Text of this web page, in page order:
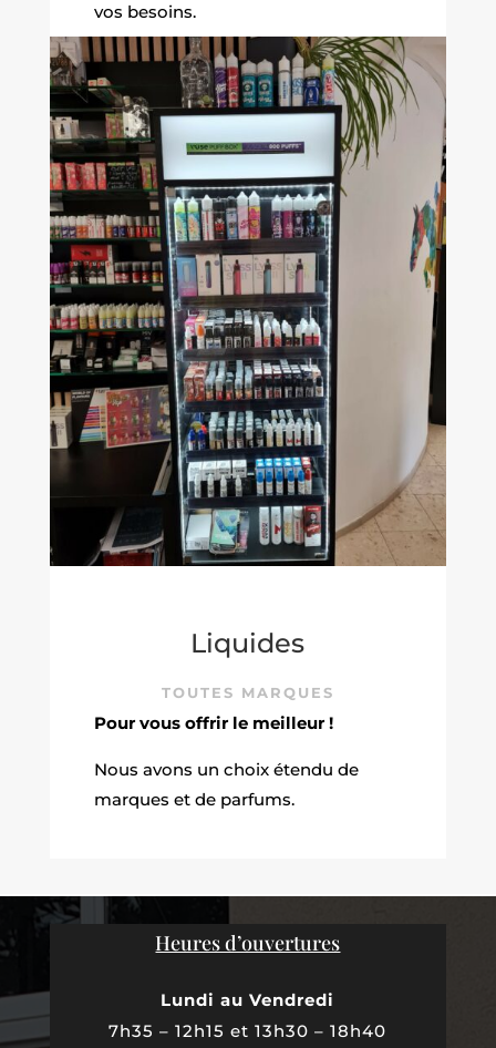
vos besoins.
Liquides
TOUTES MARQUES
Pour vous offrir le meilleur !
Nous avons un choix étendu de
marques et de parfums.
Heures d’ouvertures
Lundi au Vendredi
7h35 – 12h15 et 13h30 – 18h40